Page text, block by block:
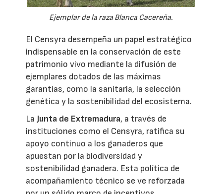
Ejemplar de la raza Blanca Cacereña.
El Censyra desempeña un papel estratégico
indispensable en la conservación de este
patrimonio vivo mediante la difusión de
ejemplares dotados de las máximas
garantías, como la sanitaria, la selección
genética y la sostenibilidad del ecosistema.
LaJunta de Extremadura, a través de
instituciones como el Censyra, ratifica su
apoyo continuo a los ganaderos que
apuestan por la biodiversidad y
sostenibilidad ganadera. Esta política de
acompañamiento técnico se ve reforzada